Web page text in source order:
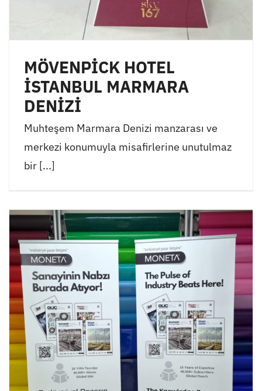
MÖVENPİCK HOTEL
İSTANBUL MARMARA
DENİZİ
Muhteşem Marmara Denizi manzarası ve
merkezi konumuyla misafirlerine unutulmaz
bir [...]